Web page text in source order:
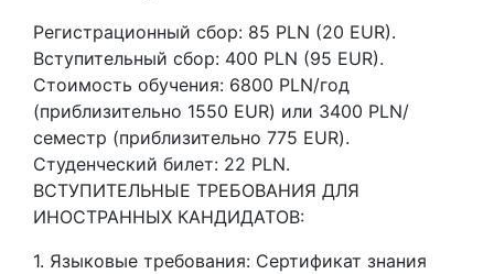
Регистрационный сбор: 85 PLN (20 EUR).
Вступительный сбор: 400 PLN (95 EUR).
Стоимость обучения: 6800 PLN/год
(приблизительно 1550 EUR) или 3400 PLN/
семестр (приблизительно 775 EUR).
Студенческий билет: 22 PLN.
ВСТУПИТЕЛЬНЫЕ ТРЕБОВАНИЯ ДЛЯ
ИНОСТРАННЫХ КАНДИДАТОВ:
1. Языковые требования: Сертификат знания